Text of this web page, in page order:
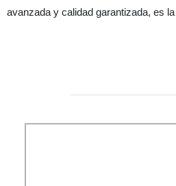
avanzada y calidad garantizada, es